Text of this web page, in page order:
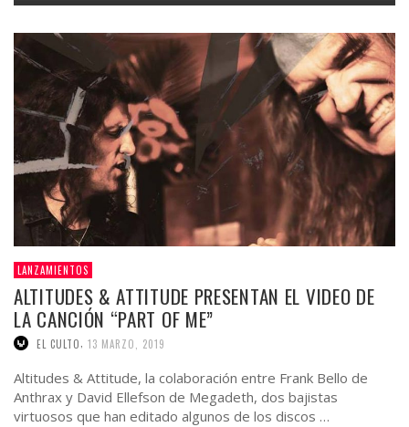
LANZAMIENTOS
ALTITUDES & ATTITUDE PRESENTAN EL VIDEO DE
LA CANCIÓN “PART OF ME”
EL CULTO 13 MARZO, 2019
Altitudes & Attitude, la colaboración entre Frank Bello de
Anthrax y David Ellefson de Megadeth, dos bajistas
virtuosos que han editado algunos de los discos …